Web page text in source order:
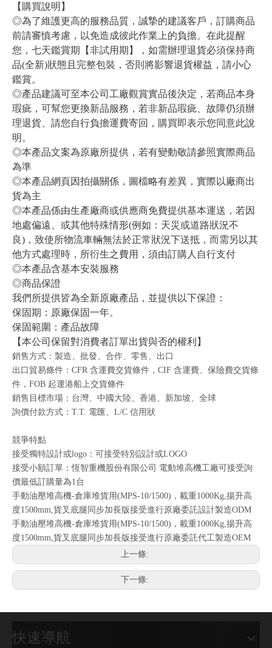
【購買說明】
◎為了維護更高的服務品質，誠摯的建議客戶，訂購商品
前請審慎考慮，以免造成彼此作業上的負擔。在此提醒
您，七天鑑賞期【非試用期】，如需辦理退貨必須保持商
品(全新)狀態且完整包裝，否則將影響退貨權益，請小心
鑑賞。
◎產品建議可至本公司工廠觀賞實品後決定，若商品本身
瑕疵，可幫您更換新品服務，若非新品瑕疵、故障仍須辦
理退貨、請您自行負擔運費寄回，購買即表示您同意此說
明。
◎本產品文案為原廠所提供，若有變動敬請參照實際商品
為準
◎本產品網頁因拍攝關係，圖檔略有差異，實際以廠商出
貨為主
◎本產品係由生產廠商或供應商免費提供基本運送，若因
地處偏遠、或其他特殊情形(例如：天災或道路狀況不
良)，致使所物流車輛無法於正常狀況下送抵，而需另以其
他方式處理時，所衍生之費用，須由訂購人自行支付
◎本產品含基本安裝服務
◎商品保證
我們所提供皆為全新原廠產品，並提供以下保證：
保固期：原廠保固一年。
保固範圍：產品故障
【本公司保留對消費者訂單出貨與否的權利】
銷售方式：製造、批發、合作、零售、出口
出口貿易條件：CFR 含運費交貨條件，CIF 含運費、保險費交貨條
件，FOB 起運港船上交貨條件
銷售目標市場：台灣、中國大陸、香港、新加坡、全球
詢價付款方式：T.T. 電匯、L/C 信用狀
競爭特點
接受獨特設計或logo：可接受特別設計或LOGO
接受小額訂單：恆智重機股份有限公司 電動堆高機工廠可接受詢
價最低訂購量為1台
手動油壓堆高機-倉庫堆貨用(MPS-10/1500)，載重1000Kg,揚升高
度1500mm,貨叉底腿同步加長版接受進行原廠委託設計製造ODM
手動油壓堆高機-倉庫堆貨用(MPS-10/1500)，載重1000Kg,揚升高
度1500mm,貨叉底腿同步加長版接受進行原廠委託代工製造OEM
上一條:
下一條:
快速導航